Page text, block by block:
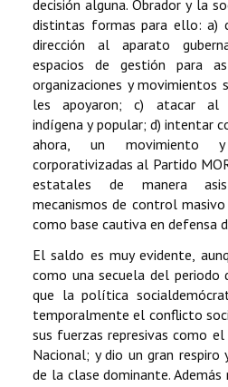
decisión alguna. Obrador y la
distintas formas para ello: a)
dirección al aparato
espacios de gestión para
organizaciones y movimientos
les apoyaron; c) atacar al
indígena y popular; d) intentar
ahora, un movimiento y
corporativizadas al Partido
estatales de manera
mecanismos de control
como base cautiva en defensa
El saldo es muy evidente,
como una secuela del periodo
que la política
temporalmente el conflicto
sus fuerzas represivas como el
Nacional; y dio un gran
de la clase dominante.